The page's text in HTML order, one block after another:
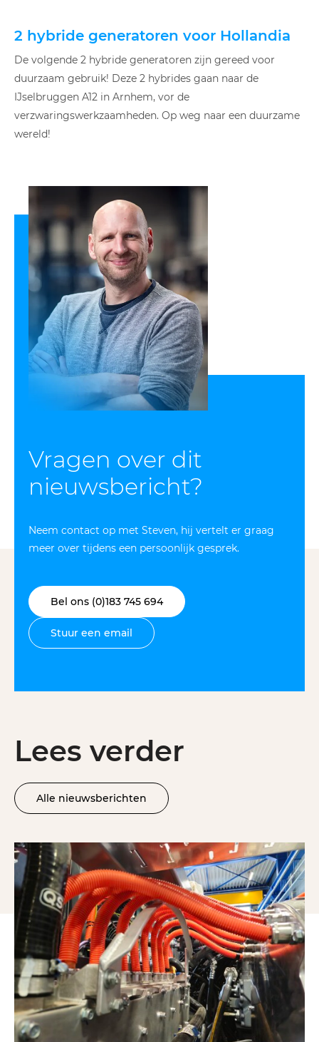
2 hybride generatoren voor Hollandia
De volgende 2 hybride generatoren zijn gereed voor
duurzaam gebruik! Deze 2 hybrides gaan naar de
IJselbruggen A12 in Arnhem, vor de
verzwaringswerkzaamheden. Op weg naar een duurzame
wereld!
Vragen over dit
nieuws­bericht?
Neem contact op met Steven, hij vertelt er graag
meer over tijdens een persoonlijk gesprek.
Bel ons (0)183 745 694
Stuur een email
Lees verder
Alle nieuwsberichten